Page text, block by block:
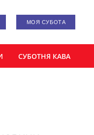
МОЯ СУБОТА
СУБОТНЯ КАВА